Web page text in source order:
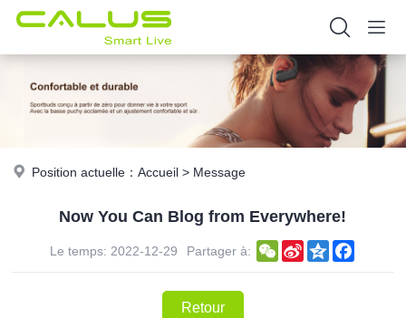
Position actuelle：Accueil > Message
Now You Can Blog from Everywhere!
Le temps: 2022-12-29 Partager à: WeChat
Sina
Weibo
Qzone
Retour